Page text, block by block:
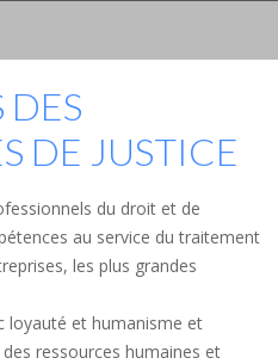
DES
DE JUSTICE
du droit et de
au service du traitement
les plus grandes
loyauté et humanisme et
ressources humaines et